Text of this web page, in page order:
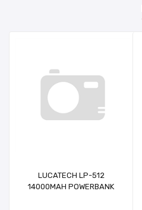
LUCATECH LP-512
14000MAH POWERBANK